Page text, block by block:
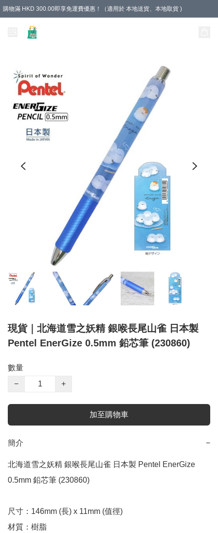
購物滿 HKD 300.00即享免運費優惠！（適用於 本地送貨、本地取貨 )
現貨｜北海道雪之妖精 銀喉長尾山雀 日本製
Pentel EnerGize 0.5mm 鉛芯筆 (230860)
數量
−
+
加至購物車
簡介 −
北海道雪之妖精 銀喉長尾山雀 日本製 Pentel EnerGize
0.5mm 鉛芯筆 (230860)
尺寸：146mm (長) x 11mm (值徑)
材質：樹脂